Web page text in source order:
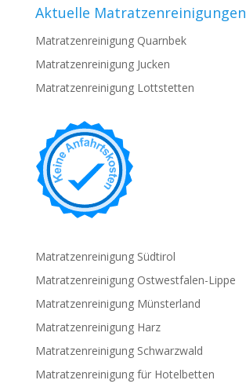
Aktuelle Matratzenreinigungen
Matratzenreinigung Quarnbek
Matratzenreinigung Jucken
Matratzenreinigung Lottstetten
Matratzenreinigung Südtirol
Matratzenreinigung Ostwestfalen-Lippe
Matratzenreinigung Münsterland
Matratzenreinigung Harz
Matratzenreinigung Schwarzwald
Matratzenreinigung für Hotelbetten